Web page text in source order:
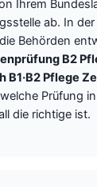
Ihrem
ab. In der
Behörden
B2
B1·B2 Pflege
Prüfung
die richtige ist.